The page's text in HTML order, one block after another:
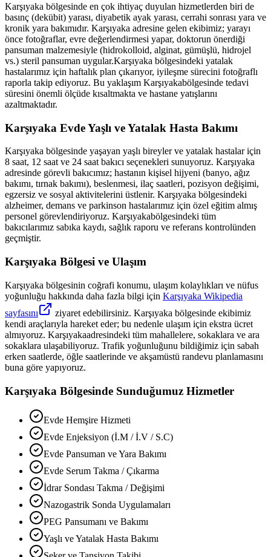
Karşıyaka bölgesinde en çok ihtiyaç duyulan hizmetlerden biri de
basınç (dekübit) yarası, diyabetik ayak yarası, cerrahi sonrası yara ve
kronik yara bakımıdır. Karşıyaka adresine gelen ekibimiz; yarayı
önce fotoğraflar, evre değerlendirmesi yapar, doktorun önerdiği
pansuman malzemesiyle (hidrokolloid, alginat, gümüşlü, hidrojel
vs.) steril pansuman uygular.Karşıyaka bölgesindeki yatalak
hastalarımız için haftalık plan çıkarıyor, iyileşme sürecini fotoğraflı
raporla takip ediyoruz. Bu yaklaşım Karşıyakabölgesinde tedavi
süresini önemli ölçüde kısaltmakta ve hastane yatışlarını
azaltmaktadır.
Karşıyaka Evde Yaşlı ve Yatalak Hasta Bakımı
Karşıyaka bölgesinde yaşayan yaşlı bireyler ve yatalak hastalar için
8 saat, 12 saat ve 24 saat bakıcı seçenekleri sunuyoruz. Karşıyaka
adresinde görevli bakıcımız; hastanın kişisel hijyeni (banyo, ağız
bakımı, tırnak bakımı), beslenmesi, ilaç saatleri, pozisyon değişimi,
egzersiz ve sosyal aktivitelerini üstlenir. Karşıyaka bölgesindeki
alzheimer, demans ve parkinson hastalarımız için özel eğitim almış
personel görevlendiriyoruz. Karşıyakabölgesindeki tüm
bakıcılarımız sabıka kaydı, sağlık raporu ve referans kontrolünden
geçmiştir.
Karşıyaka Bölgesi ve Ulaşım
Karşıyaka bölgesinin coğrafi konumu, ulaşım kolaylıkları ve nüfus
yoğunluğu hakkında daha fazla bilgi için Karşıyaka Wikipedia
sayfasını
ziyaret edebilirsiniz. Karşıyaka bölgesinde ekibimiz
kendi araçlarıyla hareket eder; bu nedenle ulaşım için ekstra ücret
almıyoruz. Karşıyakaadresindeki tüm mahallelere, sokaklara ve ara
sokaklara ulaşabiliyoruz. Trafik yoğunluğunu bildiğimiz için sabah
erken saatlerde, öğle saatlerinde ve akşamüstü randevu planlamasını
buna göre yapıyoruz.
Karşıyaka Bölgesinde Sunduğumuz Hizmetler
Evde Hemşire Hizmeti
Evde Enjeksiyon (İ.M / İ.V / S.C)
Evde Pansuman ve Yara Bakımı
Evde Serum Takma / Çıkarma
İdrar Sondası Takma / Değişimi
Nazogastrik Sonda Uygulamaları
PEG Pansumanı ve Bakımı
Yaşlı ve Yatalak Hasta Bakımı